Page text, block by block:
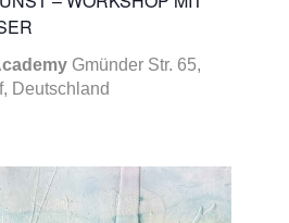
Gmünder Str. 65,
Deutschland